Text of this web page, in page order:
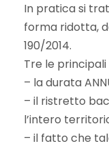
In pratica si
forma ridotta,
190/2014.
Tre le
– la durata
– il ristretto
l’intero
– il fatto che